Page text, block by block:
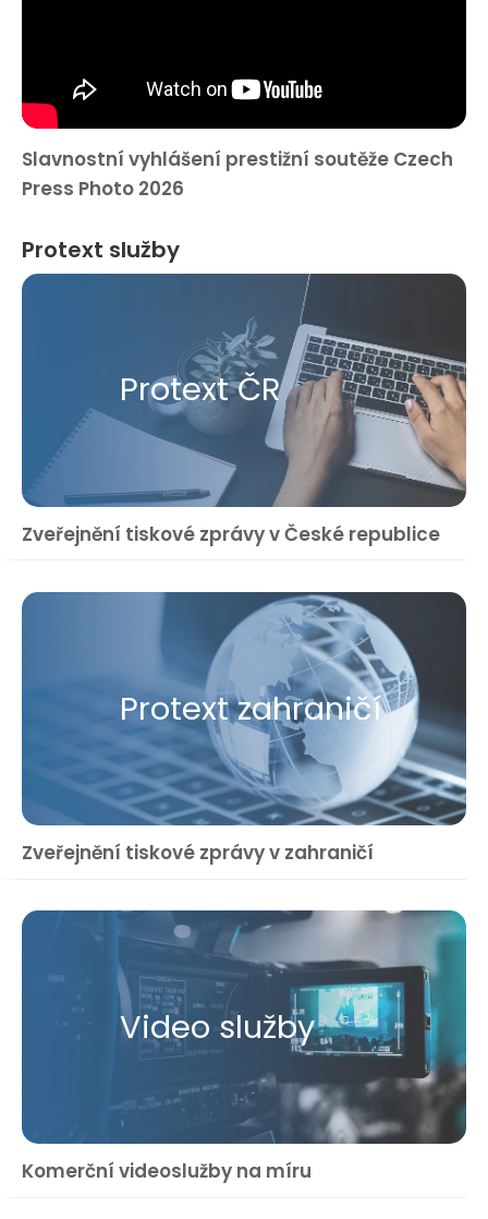
Slavnostní vyhlášení prestižní soutěže Czech
Press Photo 2026
Protext služby
Protext ČR
Zveřejnění tiskové zprávy v České republice
Protext zahraničí
Zveřejnění tiskové zprávy v zahraničí
Video služby
Komerční videoslužby na míru